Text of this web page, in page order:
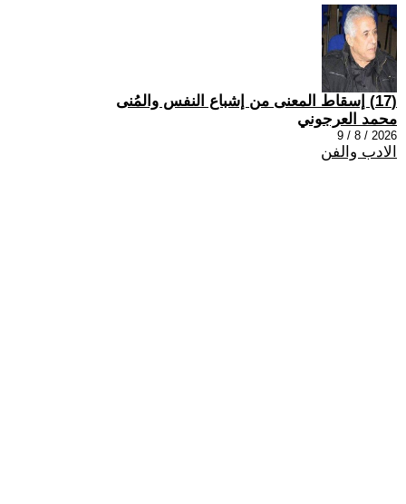
(17) إسقاط المعنى من إشباع النفس والمُنى
محمد العرجوني
2026 / 8 / 9
الادب والفن